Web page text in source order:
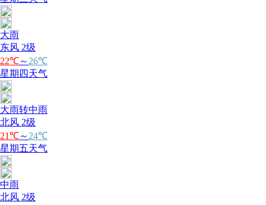
大雨
东风 2级
22℃～ 26℃
星期四天气
大雨转中雨
北风 2级
21℃～ 24℃
星期五天气
中雨
北风 2级